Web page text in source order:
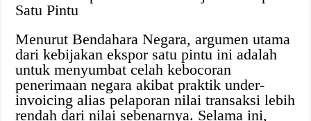
Satu Pintu
Menurut Bendahara Negara, argumen utama
dari kebijakan ekspor satu pintu ini adalah
untuk menyumbat celah kebocoran
penerimaan negara akibat praktik under-
invoicing alias pelaporan nilai transaksi lebih
rendah dari nilai sebenarnya. Selama ini,